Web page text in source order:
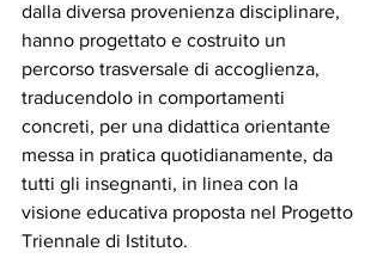
dalla diversa provenienza disciplinare,
hanno progettato e costruito un
percorso trasversale di accoglienza,
traducendolo in comportamenti
concreti, per una didattica orientante
messa in pratica quotidianamente, da
tutti gli insegnanti, in linea con la
visione educativa proposta nel Progetto
Triennale di Istituto.